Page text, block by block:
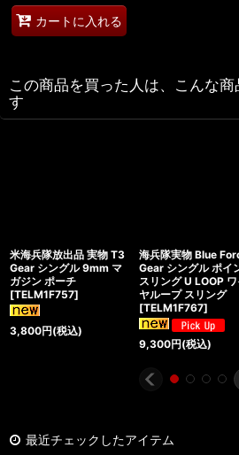
カートに入れる
この商品を買った人は、こんな
す
米海兵隊放出品 実物 T3
Gear シングル 9mm マ
ガジン ポーチ
[TELM1F757]
3,800円(税込)
海兵隊実物 Blue
Gear シングル ポイ
スリング U LOOP ワ
ヤループ スリング
[TELM1F767]
9,300円(税込)
最近チェックしたアイテム